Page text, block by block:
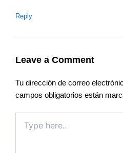
Reply
Leave a Comment
Tu dirección de correo
campos obligatorios están
here..